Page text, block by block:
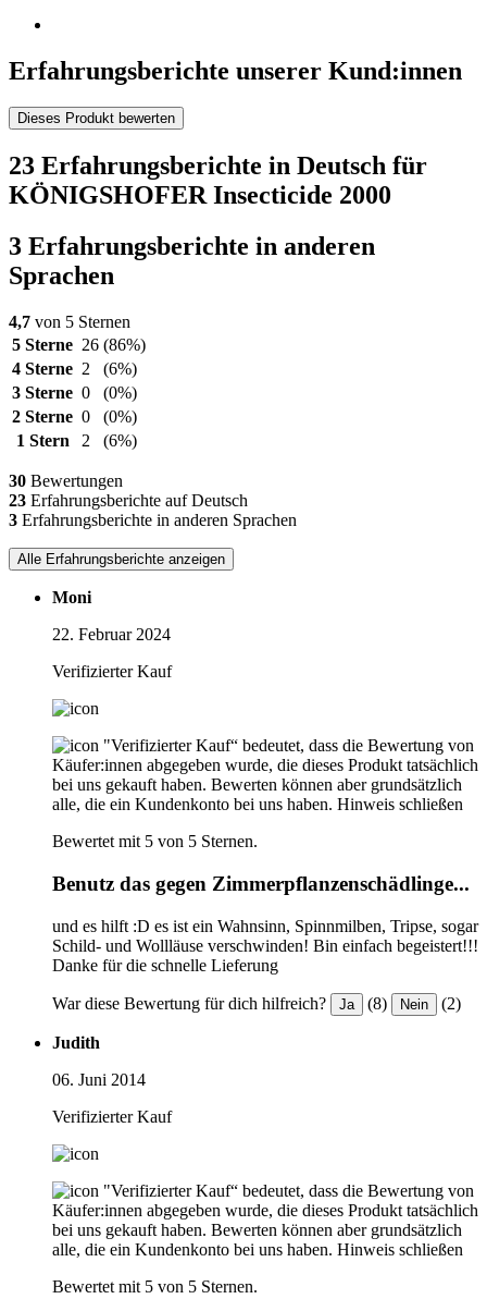
Erfahrungsberichte unserer Kund:innen
Dieses Produkt bewerten
23 Erfahrungsberichte in Deutsch für
KÖNIGSHOFER Insecticide 2000
3 Erfahrungsberichte in anderen
Sprachen
4,7 von 5 Sternen
5 Sterne 26 (86%)
4 Sterne 2
(6%)
3 Sterne 0
(0%)
2 Sterne 0
(0%)
1 Stern
2 (6%)
30 Bewertungen
23 Erfahrungsberichte auf Deutsch
3 Erfahrungsberichte in anderen Sprachen
Alle Erfahrungsberichte anzeigen
Moni
22. Februar 2024
Verifizierter Kauf
"Verifizierter Kauf“ bedeutet, dass die Bewertung von
Käufer:innen abgegeben wurde, die dieses Produkt tatsächlich
bei uns gekauft haben. Bewerten können aber grundsätzlich
alle, die ein Kundenkonto bei uns haben. Hinweis schließen
Bewertet mit 5 von 5 Sternen.
Benutz das gegen Zimmerpflanzenschädlinge...
und es hilft :D es ist ein Wahnsinn, Spinnmilben, Tripse, sogar
Schild- und Wollläuse verschwinden! Bin einfach begeistert!!!
Danke für die schnelle Lieferung
War diese Bewertung für dich hilfreich? Ja (8) Nein (2)
Judith
06. Juni 2014
Verifizierter Kauf
"Verifizierter Kauf“ bedeutet, dass die Bewertung von
Käufer:innen abgegeben wurde, die dieses Produkt tatsächlich
bei uns gekauft haben. Bewerten können aber grundsätzlich
alle, die ein Kundenkonto bei uns haben. Hinweis schließen
Bewertet mit 5 von 5 Sternen.